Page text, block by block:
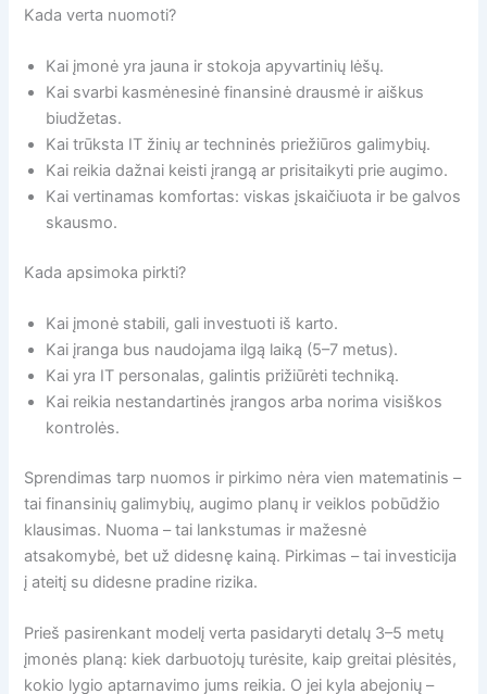
Kada verta nuomoti?
Kai įmonė yra jauna ir stokoja apyvartinių lėšų.
Kai svarbi kasmėnesinė finansinė drausmė ir aiškus
biudžetas.
Kai trūksta IT žinių ar techninės priežiūros galimybių.
Kai reikia dažnai keisti įrangą ar prisitaikyti prie augimo.
Kai vertinamas komfortas: viskas įskaičiuota ir be galvos
skausmo.
Kada apsimoka pirkti?
Kai įmonė stabili, gali investuoti iš karto.
Kai įranga bus naudojama ilgą laiką (5–7 metus).
Kai yra IT personalas, galintis prižiūrėti techniką.
Kai reikia nestandartinės įrangos arba norima visiškos
kontrolės.
Sprendimas tarp nuomos ir pirkimo nėra vien matematinis –
tai finansinių galimybių, augimo planų ir veiklos pobūdžio
klausimas. Nuoma – tai lankstumas ir mažesnė
atsakomybė, bet už didesnę kainą. Pirkimas – tai investicija
į ateitį su didesne pradine rizika.
Prieš pasirenkant modelį verta pasidaryti detalų 3–5 metų
įmonės planą: kiek darbuotojų turėsite, kaip greitai plėsitės,
kokio lygio aptarnavimo jums reikia. O jei kyla abejonių –